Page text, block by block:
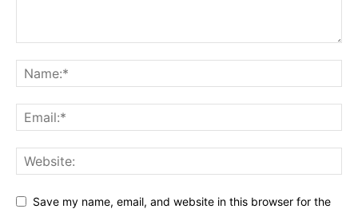
Save my name, email, and website in this browser for the